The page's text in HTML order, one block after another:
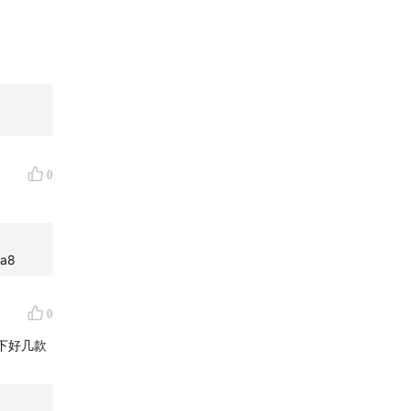
益类投
），
弹性。
0
0
好几款